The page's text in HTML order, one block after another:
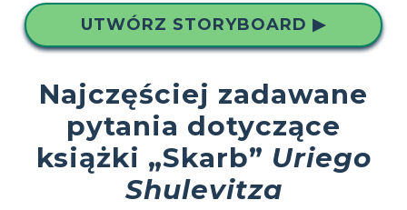
UTWÓRZ STORYBOARD ▶
Najczęściej zadawane
pytania dotyczące
książki „Skarb” Uriego
Shulevitza